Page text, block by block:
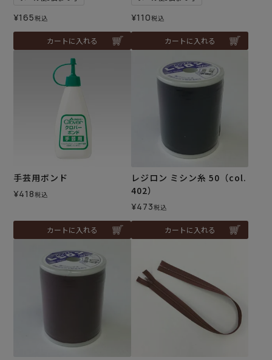
¥165税込
カートに入れる
¥110税込
カートに入れる
手芸用ボンド
¥418税込
カートに入れる
レジロン ミシン糸 50（col.
402）
¥473税込
カートに入れる